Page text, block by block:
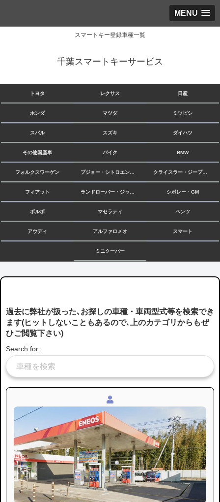
MENU
スマートキー登録車種一覧
千葉スマートキーサービス
トヨタ レクサス 日産
ホンダ マツダ ミツビシ
スバル スズキ ダイハツ
その他国産車 バイク BMW
フォルクスワーゲン クライスラー・ジープ・ダッジ
フィアット シボレー・GM
ボルボ マセラティ ベンツ
アウディ アルファロメオ スマート
ミニクーパー
過去に弊社が扱った､お探しの車種・車両型式等を検索でき
ます(ヒットしないこともあるので､上のカテゴリからもぜ
ひご閲覧下さい)
Search for: